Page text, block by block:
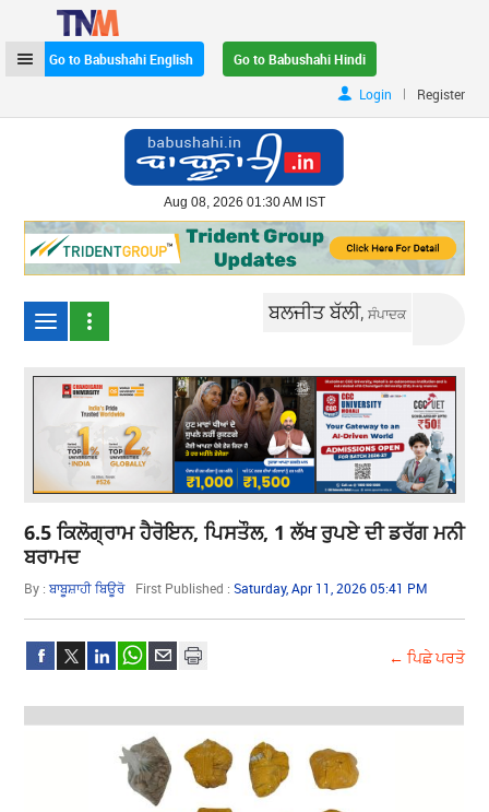
Go to Babushahi English
Go to Babushahi Hindi
Login
| Register
Aug 08, 2026 01:30 AM IST
ਬਲਜੀਤ ਬੱਲੀ,ਸੰਪਾਦਕ
6.5 ਕਿਲੋਗ੍ਰਾਮ ਹੈਰੋਇਨ, ਪਿਸਤੌਲ, 1 ਲੱਖ ਰੁਪਏ ਦੀ ਡਰੱਗ ਮਨੀ
ਬਰਾਮਦ
By :ਬਾਬੂਸ਼ਾਹੀ ਬਿਊਰੋ First Published :Saturday, Apr 11, 2026 05:41 PM
← ਪਿਛੇ ਪਰਤੋ